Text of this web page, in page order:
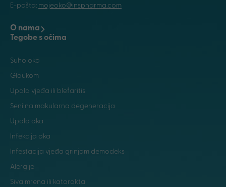
E-pošta: mojeoko@inspharma.com
O nama
Tegobe s očima
Suho oko
Glaukom
Upala vjeđa ili blefaritis
Senilna makularna degeneracija
Upala oka
Infekcija oka
Infestacija vjeđa grinjom demodeks
Alergije
Siva mrena ili katarakta